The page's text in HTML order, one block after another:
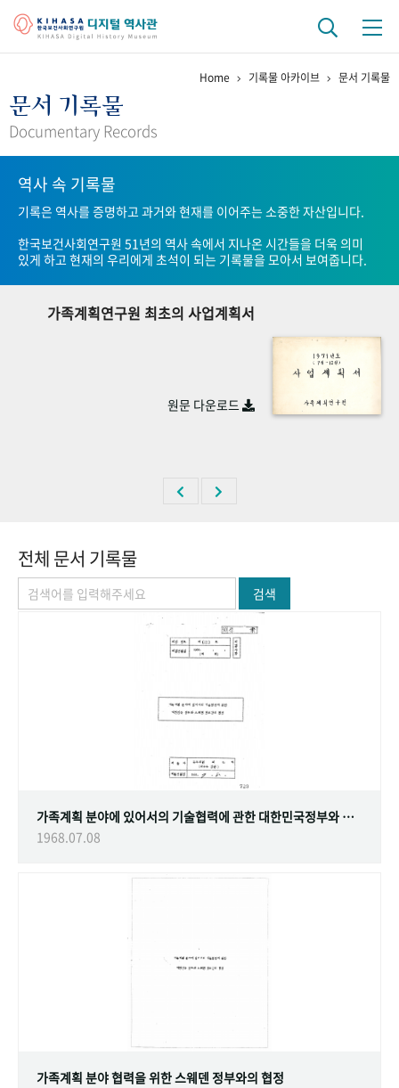
걸어온 길 기관 변천사
연구 역사
정책과 연구 키워드로 보는 연구 역사
연구자들
기록물 아카이브
사진 아카이브 문서 기록물 행정박물
숫자로 보는 50년 50+1주년 광장
Home 기록물 아카이브 문서 기록물
문서 기록물
Documentary Records
역사 속 기록물
기록은 역사를 증명하고 과거와 현재를 이어주는 소중한 자산입니다.
한국보건사회연구원 51년의 역사 속에서 지나온 시간들을 더욱 의미
있게 하고 현재의 우리에게 초석이 되는 기록물을 모아서 보여줍니다.
가족계획연구원 최초의 사업계획서
원문 다운로드
전체 문서 기록물
검색
가족계획 분야에 있어서의 기술협력에 관한 대한민국정부와 스웨덴 정부간의 협정
1968.07.08
가족계획 분야 협력을 위한 스웨덴 정부와의 협정